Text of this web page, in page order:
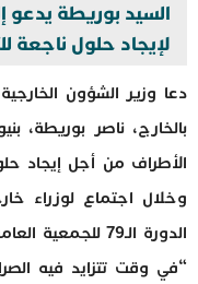
السيد بوريطة يدعو
لإيجاد حلول ناجعة
دعا وزير الشؤون
بالخارج، ناصر بوريطة،
الأطراف من أجل إيجاد
الدورة الـ79
“في وقت تتزايد فيه